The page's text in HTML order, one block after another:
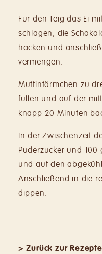
Für den Teig das Ei
schlagen, die
hacken und
vermengen.
Muffinförmchen zu
füllen und auf der
knapp 20 Minuten
In der Zwischenzeit
Puderzucker und
und auf den
Anschließend in die
dippen.
> Zurück zur